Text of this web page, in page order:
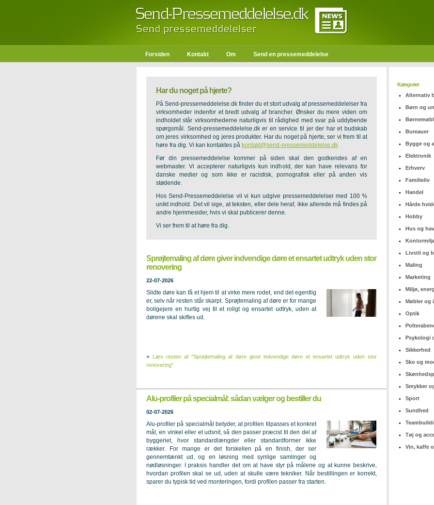
Forsiden Kontakt Om Send en pressemeddelelse
Har du noget på hjerte?
På Send-pressemeddelelse.dk finder du et stort udvalg af pressemeddelelser fra
virksomheder indenfor et bredt udvalg af brancher. Ønsker du mere viden om
indholdet står virksomhederne naturligvis til rådighed med svar på uddybende
spørgsmål. Send-pressemeddelelse.dk er en service til jer der har et budskab
om jeres virksomhed og jeres produkter. Har du noget på hjerte, ser vi frem til at
høre fra dig. Vi kan kontaktes på kontakt@send-pressemeddelelse.dk
Før din pressemeddelelse kommer på siden skal den godkendes af en
webmaster. Vi accepterer naturligvis kun indhold, der kan have relevans for
danske medier og som ikke er racistisk, pornografisk eller på anden vis
stødende.
Hos Send-Pressemeddelelse vil vi kun udgive pressemeddelelser med 100 %
unikt indhold. Det vil sige, at teksten, eller dele heraf, ikke allerede må findes på
andre hjemmesider, hvis vi skal publicerer denne.
Vi ser frem til at høre fra dig.
Sprøjtemaling af døre giver indvendige døre et ensartet udtryk uden stor
renovering
22-07-2026
Slidte døre kan få et hjem til at virke mere rodet, end det egentlig
er, selv når resten står skarpt. Sprøjtemaling af døre er for mange
boligejere en hurtig vej til et roligt og ensartet udtryk, uden at
dørene skal skiftes ud.
» Læs resten af "Sprøjtemaling af døre giver indvendige døre et ensartet udtryk uden stor
renovering"
Alu-profiler på specialmål: sådan vælger og bestiller du
02-07-2026
Alu-profiler på specialmål betyder, at profilen tilpasses et konkret
mål, en vinkel eller et udsnit, så den passer præcist til den del af
byggeriet, hvor standardlængder eller standardformer ikke
rækker. For mange er det forskellen på en finish, der ser
gennemtænkt ud, og en løsning med synlige samlinger og
nødløsninger. I praksis handler det om at have styr på målene og at kunne beskrive,
hvordan profilen skal se ud, uden at skulle være tekniker. Når bestillingen er korrekt,
sparer du typisk tid ved monteringen, fordi profilen passer fra starten.
Kategorier
Alternativ
Børn og
Bureauer
Bygge og
Elektronik
Erhverv
Familieliv
Handel
Hårde
Hobby
Hus og
Livstil og
Maling
Marketing
Miljø,
Møbler og
Optik
Psykologi
Sikkerhed
Sko og
Smykker
Sport
Sundhed
Tøj og
Vin, kaffe